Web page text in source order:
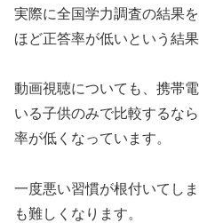
実際に全国学力調査の結果
ほど正答率が低いという結果
動画視聴についても、携帯
いる子供のみで比較するな
率が低くなっています。
一度悪い習慣が根付いてし
も難しくなります。